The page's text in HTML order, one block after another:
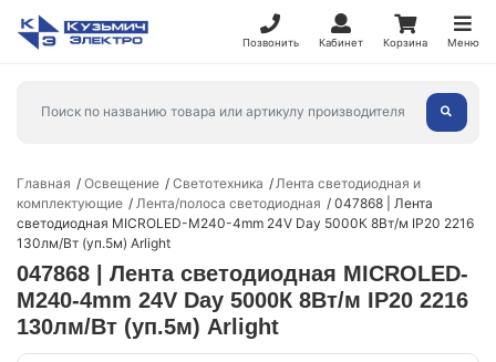
Позвонить Кабинет Корзина Меню
Главная Освещение Светотехника
Лента светодиодная и
комплектующие
Лента/полоса светодиодная
047868 | Лента
светодиодная MICROLED-M240-4mm 24V Day 5000К 8Вт/м IP20 2216
130лм/Вт (уп.5м) Arlight
047868 | Лента светодиодная MICROLED-
M240-4mm 24V Day 5000К 8Вт/м IP20 2216
130лм/Вт (уп.5м) Arlight